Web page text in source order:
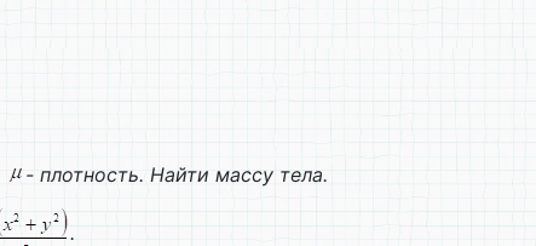
- плотность. Найти массу тела.
.